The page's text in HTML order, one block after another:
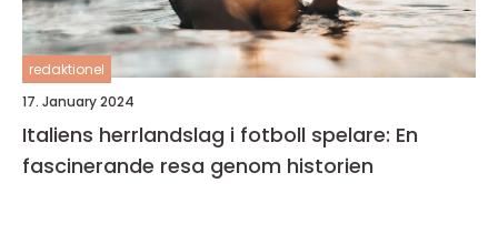
redaktionel
17. January 2024
Italiens herrlandslag i fotboll spelare: En
fascinerande resa genom historien